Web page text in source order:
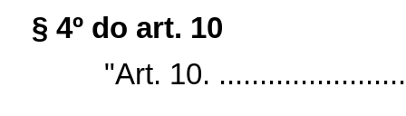
§ 4º do art. 10
"Art. 10.